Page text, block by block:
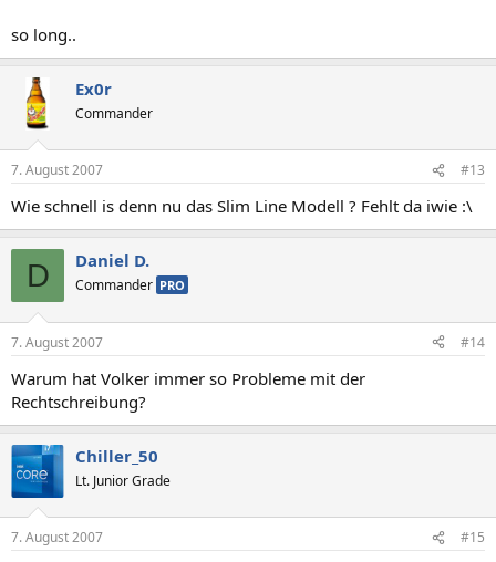
so long..
Ex0r
Commander
7. August 2007 #13
Wie schnell is denn nu das Slim Line Modell ? Fehlt da iwie :\
D Daniel D.
Commander PRO
7. August 2007 #14
Warum hat Volker immer so Probleme mit der
Rechtschreibung?
Chiller_50
Lt. Junior Grade
7. August 2007 #15